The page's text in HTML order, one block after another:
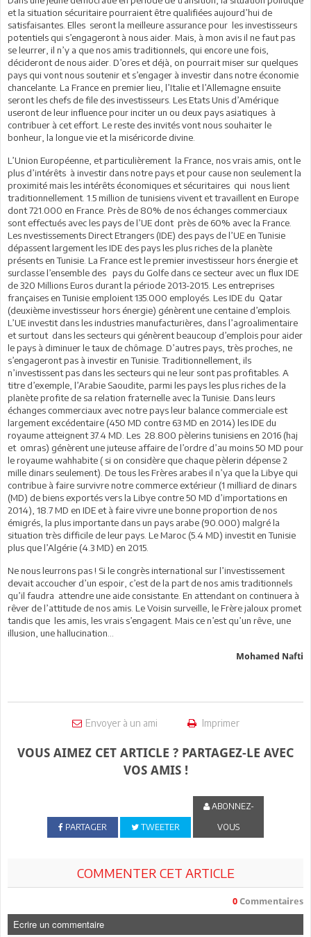
et la situation sécuritaire pourraient être qualifiées aujourd’hui de
satisfaisantes. Elles seront la meilleure assurance pour les investisseurs
potentiels qui s’engageront à nous aider. Mais, à mon avis il ne faut pas
se leurrer, il n’y a que nos amis traditionnels, qui encore une fois,
décideront de nous aider. D’ores et déjà, on pourrait miser sur quelques
pays qui vont nous soutenir et s’engager à investir dans notre économie
chancelante. La France en premier lieu, l’Italie et l’Allemagne ensuite
seront les chefs de file des investisseurs. Les Etats Unis d’Amérique
useront de leur influence pour inciter un ou deux pays asiatiques à
contribuer à cet effort. Le reste des invités vont nous souhaiter le
bonheur, la longue vie et la miséricorde divine.
L’Union Européenne, et particulièrement la France, nos vrais amis, ont le
plus d’intérêts à investir dans notre pays et pour cause non seulement la
proximité mais les intérêts économiques et sécuritaires qui nous lient
traditionnellement. 1.5 million de tunisiens vivent et travaillent en Europe
dont 721.000 en France. Près de 80% de nos échanges commerciaux
sont effectués avec les pays de l’UE dont près de 60% avec la France.
Les nvestissements Direct Etrangers (IDE) des pays de l’UE en Tunisie
dépassent largement les IDE des pays les plus riches de la planète
présents en Tunisie. La France est le premier investisseur hors énergie et
surclasse l’ensemble des pays du Golfe dans ce secteur avec un flux IDE
de 320 Millions Euros durant la période 2013-2015. Les entreprises
françaises en Tunisie emploient 135.000 employés. Les IDE du Qatar
(deuxième investisseur hors énergie) génèrent une centaine d’emplois.
L’UE investit dans les industries manufacturières, dans l’agroalimentaire
et surtout dans les secteurs qui génèrent beaucoup d’emplois pour aider
le pays à diminuer le taux de chômage. D’autres pays, très proches, ne
s’engageront pas à investir en Tunisie. Traditionnellement, ils
n’investissent pas dans les secteurs qui ne leur sont pas profitables. A
titre d’exemple, l’Arabie Saoudite, parmi les pays les plus riches de la
planète profite de sa relation fraternelle avec la Tunisie. Dans leurs
échanges commerciaux avec notre pays leur balance commerciale est
largement excédentaire (450 MD contre 63 MD en 2014) les IDE du
royaume atteignent 37.4 MD. Les 28.800 pèlerins tunisiens en 2016 (haj
et omras) génèrent une juteuse affaire de l’ordre d’au moins 50 MD pour
le royaume wahhabite ( si on considère que chaque pèlerin dépense 2
mille dinars seulement). De tous les Frères arabes il n’ya que la Libye qui
contribue à faire survivre notre commerce extérieur (1 milliard de dinars
(MD) de biens exportés vers la Libye contre 50 MD d’importations en
2014), 18.7 MD en IDE et à faire vivre une bonne proportion de nos
émigrés, la plus importante dans un pays arabe (90.000) malgré la
situation très difficile de leur pays. Le Maroc (5.4 MD) investit en Tunisie
plus que l’Algérie (4.3 MD) en 2015.
Ne nous leurrons pas ! Si le congrès international sur l’investissement
devait accoucher d’un espoir, c’est de la part de nos amis traditionnels
qu’il faudra attendre une aide consistante. En attendant on continuera à
rêver de l’attitude de nos amis. Le Voisin surveille, le Frère jaloux promet
tandis que les amis, les vrais s’engagent. Mais ce n’est qu’un rêve, une
illusion, une hallucination…
Mohamed Nafti
Envoyer à un ami Imprimer
VOUS AIMEZ CET ARTICLE ? PARTAGEZ-LE AVEC
VOS AMIS !
PARTAGER TWEETER
ABONNEZ-
VOUS
COMMENTER CET ARTICLE
0 Commentaires
Ecrire un commentaire